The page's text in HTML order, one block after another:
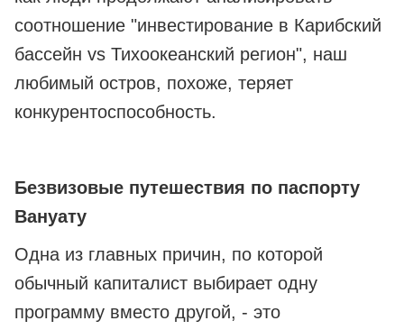
соотношение "инвестирование в Карибский
бассейн vs Тихоокеанский регион", наш
любимый остров, похоже, теряет
конкурентоспособность.
Безвизовые путешествия по паспорту
Вануату
Одна из главных причин, по которой
обычный капиталист выбирает одну
программу вместо другой, - это